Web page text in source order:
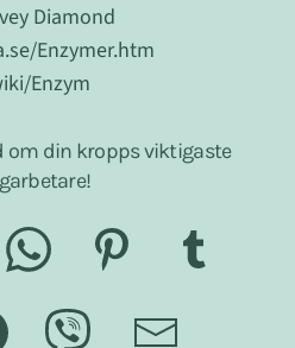
Diamond
Enzymer.htm
Enzym
om din kropps viktigaste